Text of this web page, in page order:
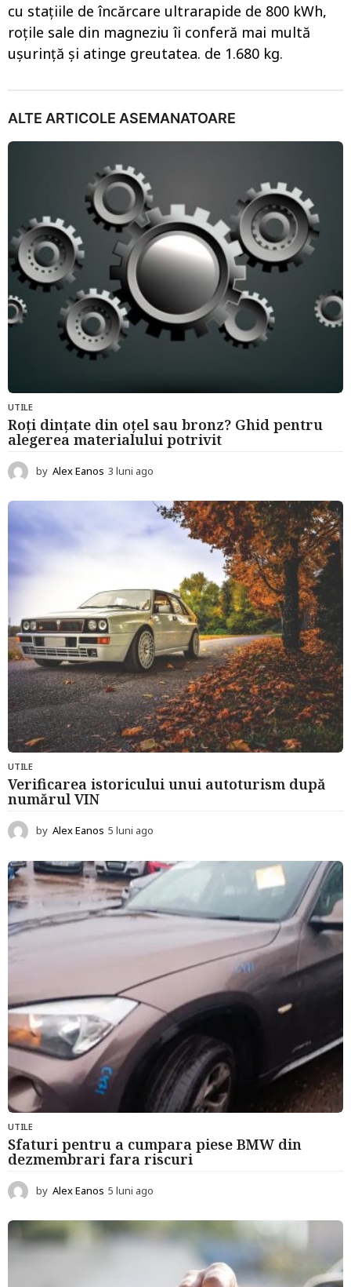
cu stațiile de încărcare ultrarapide de 800 kWh,
roțile sale din magneziu îi conferă mai multă
ușurință și atinge greutatea. de 1.680 kg.
ALTE ARTICOLE ASEMANATOARE
UTILE
Roți dințate din oțel sau bronz? Ghid pentru
alegerea materialului potrivit
by Alex Eanos 3 luni ago
u
n
UTILE
Verificarea istoricului unui autoturism după
numărul VIN
by Alex Eanos 5 luni ago
u
n
a
g
UTILE
Sfaturi pentru a cumpara piese BMW din
dezmembrari fara riscuri
by Alex Eanos 5 luni ago
u